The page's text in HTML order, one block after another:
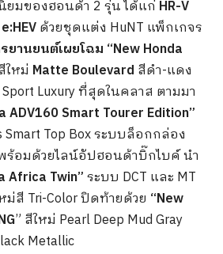
ยมของฮอนด้า 2 รุ่น ได้แก่ HR-V
ด้วยชุดแต่ง HuNT แพ็กเกจร
ยานยนต์เผยโฉม “New Honda
ใหม่ Matte Boulevard สีดำ-แดง
Luxury ที่สุดในคลาส ตามมา
ADV160 Smart Tourer Edition”
Top Box ระบบล็อกกล่อง
ร้อมด้วยไลน์อัปฮอนด้าบิ๊กไบค์ นำ
Africa Twin”ระบบ DCT และ MT
สี Tri-Color ปิดท้ายด้วย “New
” สีใหม่ Pearl Deep Mud Gray
Metallic